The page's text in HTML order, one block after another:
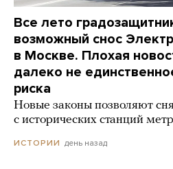
Все лето
возможный снос
в Москве. Плохая
далеко не
риска
Новые законы позволяют
с исторических станций
ИСТОРИИ день назад